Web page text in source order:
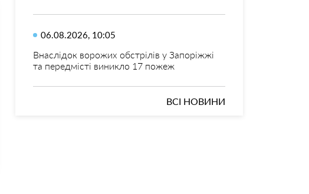
06.08.2026, 10:05
Внаслідок ворожих обстрілів у Запоріжжі
та передмісті виникло 17 пожеж
ВСІ НОВИНИ